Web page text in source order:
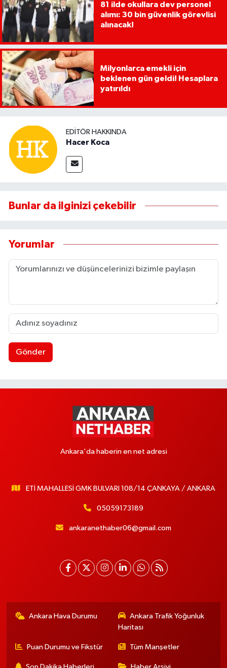
81 ilde okullara dev personel
alımı: 30 bin güvenlik görevlisi
alınacak!
Milyonlarca emekli için
beklenen gün geldi! Hesaplara
yatırıldı
EDITÖR HAKKINDA
Hacer Koca
Bunlar da ilginizi çekebilir
Yorumlar
Gönder
Ankara'da haberin en net adresi
ETİ MAHALLESİ GMK BULVARI 108/14 ÇANKAYA / ANKARA
05059173189
ankaranethaber06@gmail.com
Ankara Hava Durumu
Ankara Trafik Yoğunluk
Haritası
Puan Durumu ve Fikstür Tüm Manşetler
Son Dakika Haberleri Haber Arşivi